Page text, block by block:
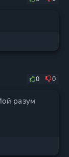
0 0
разум